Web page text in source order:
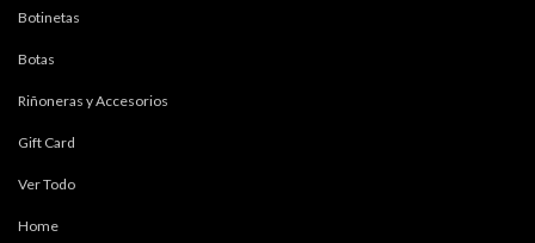
Botinetas
Botas
Riñoneras y Accesorios
Gift Card
Ver Todo
Home